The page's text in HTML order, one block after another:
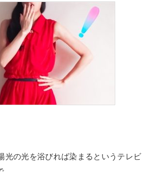
光の光を浴びれば染まるというテレビ